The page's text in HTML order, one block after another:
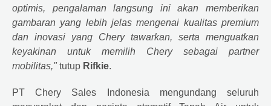
optimis, pengalaman langsung ini akan memberikan
gambaran yang lebih jelas mengenai kualitas premium
dan inovasi yang Chery tawarkan, serta menguatkan
keyakinan untuk memilih Chery sebagai partner
mobilitas,"tutup Rifkie.
PT Chery Sales Indonesia mengundang seluruh